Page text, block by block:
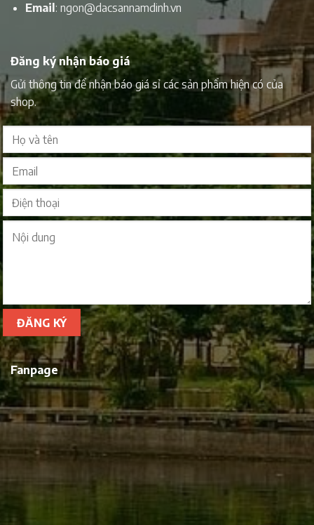
Email : ngon@dacsannamdinh.vn
Đăng ký nhận báo giá
Gửi thông tin để nhận báo giá sỉ các sản phẩm hiện có của
shop.
Fanpage